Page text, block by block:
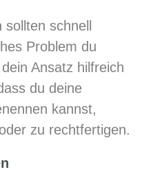
schnell
Problem du
Ansatz hilfreich
du deine
kannst,
zu rechtfertigen.